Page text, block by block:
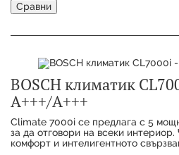
Сравни
BOSCH климатик
А+++/А+++
Climate 7000i се предлага с 5
за да отговори на всеки интериор.
комфорт и интелигентното